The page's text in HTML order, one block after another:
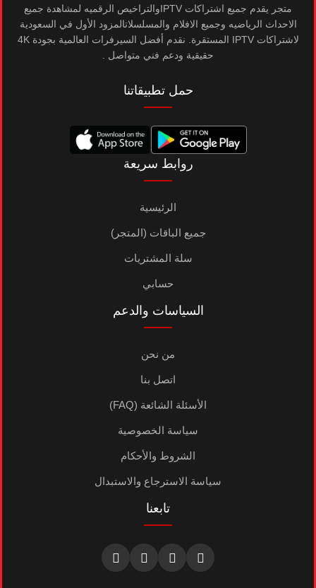
متجر يقدم جميع اشتراكات IPTVوالتراخيص الرقميه لمشاهدة جميع
الاحداث الرياضيه وجميع الافلام والمسلسلاتالمزود الأول في السعودية
لاشتراكات IPTV المستقرة. نقدم أفضل السيرفرات العالمية بجودة 4K
حقيقية ودعم فني متواصل .
حمل تطبيقاتنا
روابط سريعة
الرئيسية
جميع الباقات (المتجر)
سلة المشتريات
حسابي
السياسات والدعم
من نحن
اتصل بنا
الأسئلة الشائعة (FAQ)
سياسة الخصوصية
الشروط والأحكام
سياسة الاسترجاع والاستبدال
تابعنا